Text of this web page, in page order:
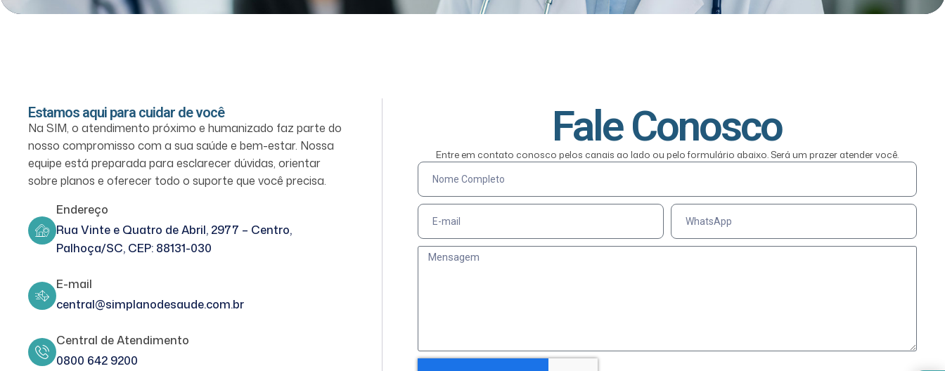
Estamos aqui para cuidar de você
Na SIM, o atendimento próximo e humanizado faz parte do
nosso compromisso com a sua saúde e bem-estar. Nossa
equipe está preparada para esclarecer dúvidas, orientar
sobre planos e oferecer todo o suporte que você precisa.
Endereço
Rua Vinte e Quatro de Abril, 2977 – Centro,
Palhoça/SC, CEP: 88131-030
E-mail
central@simplanodesaude.com.br
Central de Atendimento
0800 642 9200
Fale Conosco
Entre em contato conosco pelos canais ao lado ou pelo formulário abaixo. Será um prazer atender você.